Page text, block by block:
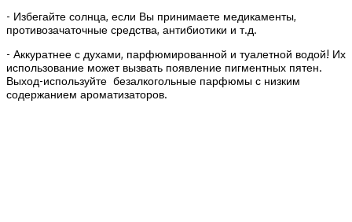
- Избегайте солнца, если Вы принимаете медикаменты,
противозачаточные средства, антибиотики и т.д.
- Аккуратнее с духами, парфюмированной и туалетной водой! Их
использование может вызвать появление пигментных пятен.
Выход-используйте безалкогольные парфюмы с низким
содержанием ароматизаторов.